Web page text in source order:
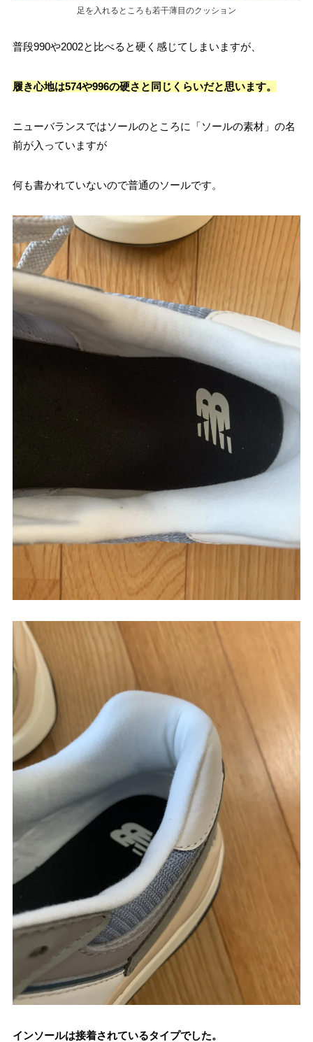
足を入れるところも若干薄目のクッション
普段990や2002と比べると硬く感じてしまいますが、
履き心地は574や996の硬さと同じくらいだと思います。
ニューバランスではソールのところに「ソールの素材」の名
前が入っていますが
何も書かれていないので普通のソールです。
インソールは接着されているタイプでした。